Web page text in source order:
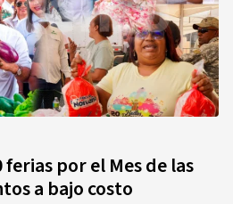
por el Mes de las
a bajo costo